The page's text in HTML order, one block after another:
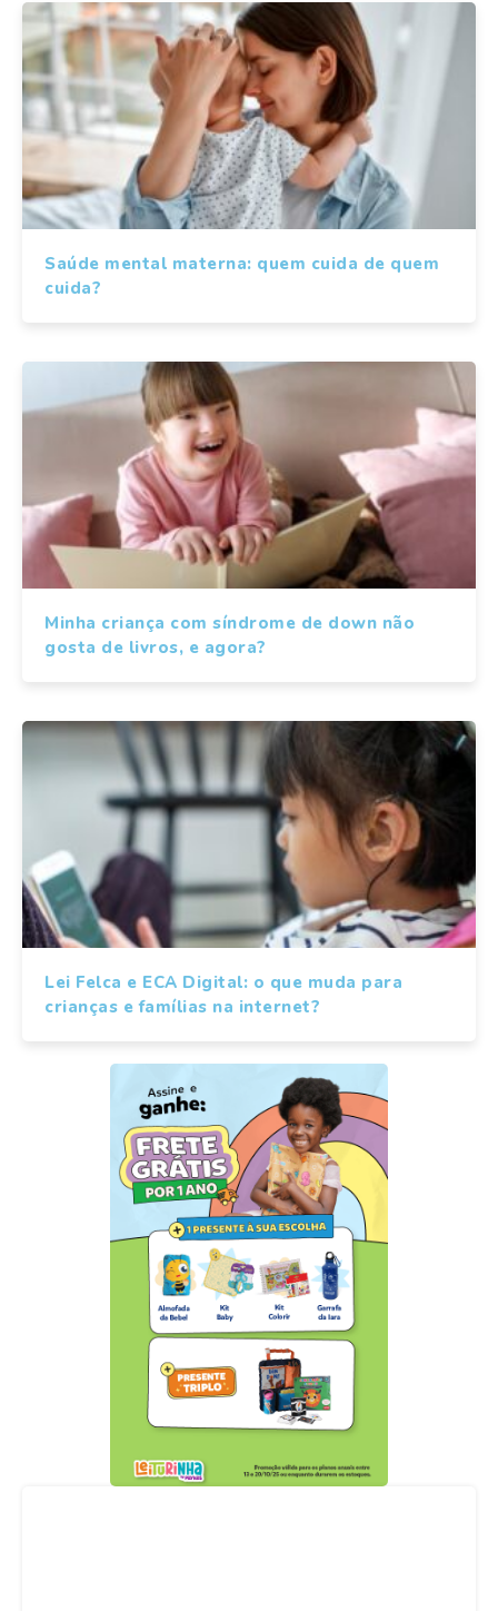
Saúde mental materna: quem cuida de quem
cuida?
Minha criança com síndrome de down não
gosta de livros, e agora?
Lei Felca e ECA Digital: o que muda para
crianças e famílias na internet?